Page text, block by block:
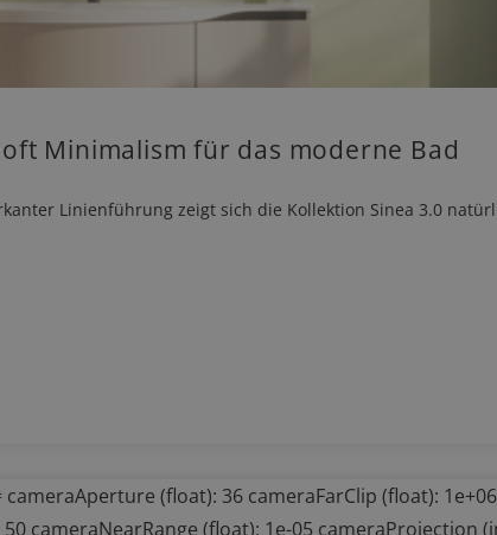
Minimalism für das moderne Bad
Linienführung zeigt sich die Kollektion Sinea 3.0